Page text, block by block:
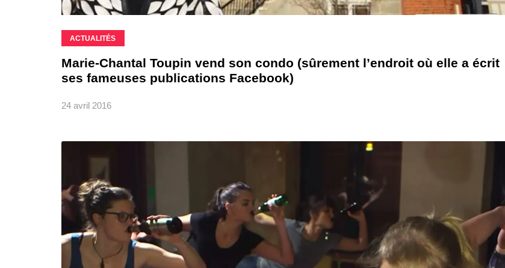
ACTUALITÉS
Marie-Chantal Toupin vend son condo (sûrement l’endroit où elle a écrit
ses fameuses publications Facebook)
24 avril 2016